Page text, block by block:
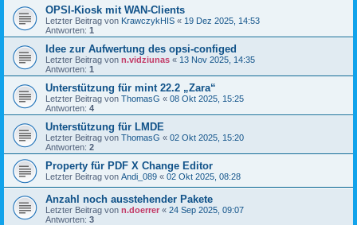
OPSI-Kiosk mit WAN-Clients
Letzter Beitrag von KrawczykHIS « 19 Dez 2025, 14:53
Antworten: 1
Idee zur Aufwertung des opsi-configed
Letzter Beitrag von n.vidziunas « 13 Nov 2025, 14:35
Antworten: 1
Unterstützung für mint 22.2 „Zara“
Letzter Beitrag von ThomasG « 08 Okt 2025, 15:25
Antworten: 4
Unterstützung für LMDE
Letzter Beitrag von ThomasG « 02 Okt 2025, 15:20
Antworten: 2
Property für PDF X Change Editor
Letzter Beitrag von Andi_089 « 02 Okt 2025, 08:28
Anzahl noch ausstehender Pakete
Letzter Beitrag von n.doerrer « 24 Sep 2025, 09:07
Antworten: 3